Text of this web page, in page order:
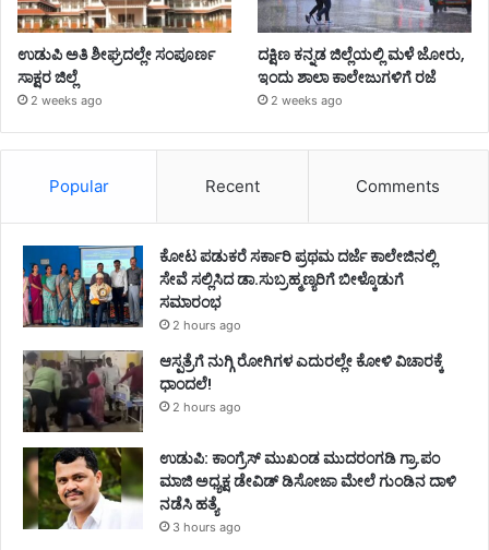
ಉಡುಪಿ ಅತಿ ಶೀಘ್ರದಲ್ಲೇ ಸಂಪೂರ್ಣ
ಸಾಕ್ಷರ ಜಿಲ್ಲೆ
2 weeks ago
ದಕ್ಷಿಣ ಕನ್ನಡ ಜಿಲ್ಲೆಯಲ್ಲಿ ಮಳೆ ಜೋರು,
ಇಂದು ಶಾಲಾ ಕಾಲೇಜುಗಳಿಗೆ ರಜೆ
2 weeks ago
Popular Recent Comments
ಕೋಟ ಪಡುಕರೆ ಸರ್ಕಾರಿ ಪ್ರಥಮ ದರ್ಜೆ ಕಾಲೇಜಿನಲ್ಲಿ
ಸೇವೆ ಸಲ್ಲಿಸಿದ ಡಾ.ಸುಬ್ರಹ್ಮಣ್ಯರಿಗೆ ಬೀಳ್ಕೊಡುಗೆ
ಸಮಾರಂಭ
2 hours ago
ಆಸ್ಪತ್ರೆಗೆ ನುಗ್ಗಿ ರೋಗಿಗಳ ಎದುರಲ್ಲೇ ಕೋಳಿ ವಿಚಾರಕ್ಕೆ
ಧಾಂದಲೆ!
2 hours ago
ಉಡುಪಿ: ಕಾಂಗ್ರೆಸ್‌ ಮುಖಂಡ ಮುದರಂಗಡಿ ಗ್ರಾ.ಪಂ
ಮಾಜಿ ಅಧ್ಯಕ್ಷ ಡೇವಿಡ್‌ ಡಿಸೋಜಾ ಮೇಲೆ ಗುಂಡಿನ ದಾಳಿ
ನಡೆಸಿ ಹತ್ಯೆ
3 hours ago